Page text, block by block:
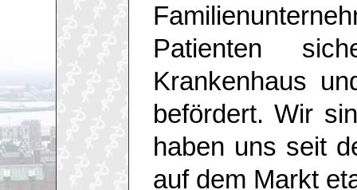
Patienten
Krankenhaus
befördert. Wir
haben uns seit
auf dem Markt